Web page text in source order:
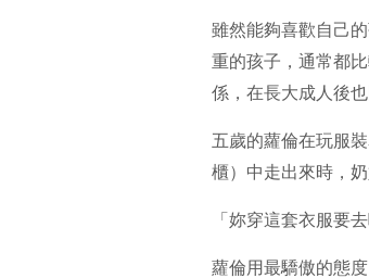
雖然能夠喜歡自己
重的孩子，通常都
係，在長大成人後
五歲的蘿倫在玩服
櫃）中走出來時，
「妳穿這套衣服要
蘿倫用最驕傲的態